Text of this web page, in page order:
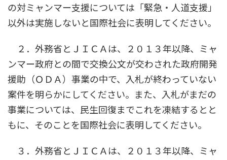
の対ミャンマー支援については「緊急・人道支援」
以外は実施しないと国際社会に表明してください。
２．外務省とＪＩＣＡは、２０１３年以降、ミャ
ンマー政府との間で交換公文が交わされた政府開発
援助（ＯＤＡ）事業の中で、入札が終わっていない
案件を明らかにしてください。また、入札がまだの
事業については、民生回復までこれを凍結するとと
もに、そのことを国際社会に表明してください。
３．外務省とＪＩＣＡは、２０１３年以降、ミャ